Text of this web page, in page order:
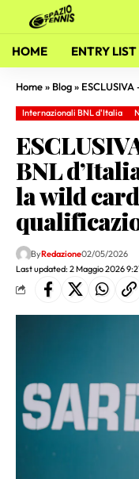
HOME ENTRY LIST
Home» Blog» ESCLUSIVA –
Internazionali BNL d'Italia
BNL
la wild
Last updated: 2 Maggio 2026
ByRedazione02/05/2026